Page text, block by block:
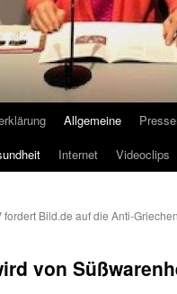
Allgemeine
Internet Videoclips
fordert Bild.de auf die Anti-
von